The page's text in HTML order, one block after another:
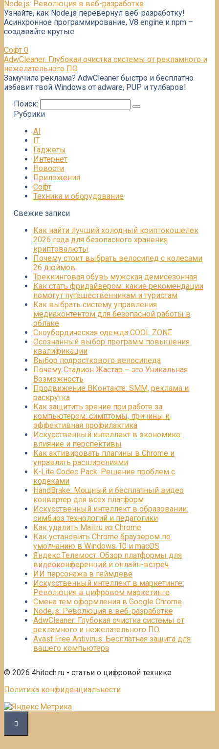
Node.js: Революция в веб-разработке
Узнайте, как Node.js перевернул веб-разработку!
Асинхронное программирование, V8 engine и npm –
создавайте крутые
Софт 0
AdwCleaner: Глубокая очистка системы от рекламного и
нежелательного ПО
Замучила реклама? AdwCleaner быстро и бесплатно
избавит твой Windows от adware, PUP и тулбаров!
Поиск:
Рубрики
AI
IT
Гаджеты
Интернет
Новости
Приложения
Софт
Техника и оборудование
Свежие записи
Как найти лучший холодный криптокошелек
2026 года для безопасного хранения
криптовалюты
Почему стоит выбрать велосипед с колесами
26 дюймов
Треккинговая обувь мужская демисезонная
Как стать фридайвером: какие рекомендации
помогут путешественникам и туристам
Как выбрать систему управления
медиаконтентом для безопасной работы в
облаке
Сноубордическая одежда COOL ZONE
Осознанный выбор программ повышения
квалификации
Выбор подросткового велосипеда
Почему Стадион Жастар – это Уникальная
Возможность
Продвижение ВКонтакте: SMM, реклама и
раскрутка
Как защитить зрение при работе за
компьютером: симптомы, причины и
эффективная профилактика
Искусственный интеллект в экономике:
влияние и перспективы
Как активировать плагины в Chrome и
управлять расширениями
K-Lite Codec Pack: Решение проблем с
кодеками
HandBrake: Мощный и бесплатный видео
конвертер для всех платформ
Искусственный интеллект в образовании:
симбиоз технологий и педагогики
Как удалить Mail.ru из Chrome
Как установить Chrome браузером по
умолчанию в Windows 10 и macOS
Яндекс.Телемост: Обзор платформы для
видеоконференций и онлайн-встреч
ИИ персонажа в геймдеве
Искусственный интеллект в маркетинге:
Революция в цифровом маркетинге
Смена тем оформления в Google Chrome
Node.js: Революция в веб-разработке
AdwCleaner: Глубокая очистка системы от
рекламного и нежелательного ПО
Avast Free Antivirus: Бесплатная защита для
вашего компьютера
© 2026 4hitech.ru - статьи о цифровой технике
Политика конфиденциальности